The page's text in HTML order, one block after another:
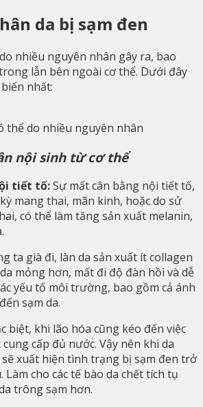
da bị sạm đen
nhiều nguyên nhân gây ra, bao
lẫn bên ngoài cơ thể. Dưới đây
nhất:
thể do nhiều nguyên nhân
nội sinh từ cơ thể
tiết tố:Sự mất cân bằng nội tiết tố,
mang thai, mãn kinh, hoặc do sử
có thể làm tăng sản xuất melanin,
ta già đi, làn da sản xuất ít collagen
mỏng hơn, mất đi độ đàn hồi và dễ
yếu tố môi trường, bao gồm cả ánh
sạm da.
biệt, khi lão hóa cũng kéo đến việc
cấp đủ nước. Vậy nên khi da
xuất hiện tình trạng bị sạm đen trở
Làm cho các tế bào da chết tích tụ
trông sạm hơn.